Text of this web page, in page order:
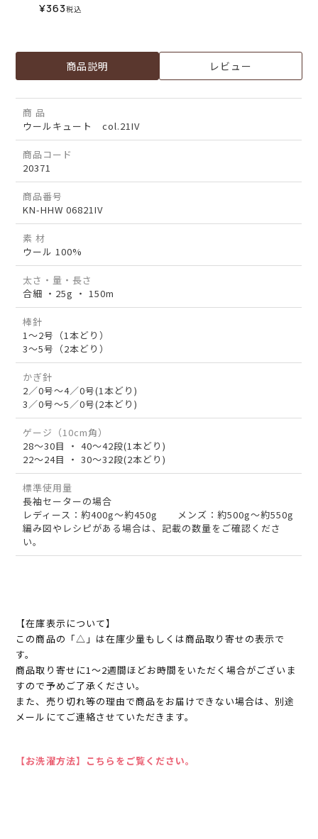
¥363税込
商品説明 レビュー
商 品
ウールキュート col.21IV
商品コード
20371
商品番号
KN-HHW 06821IV
素 材
ウール 100%
太さ・量・長さ
合細 ・25g ・ 150m
棒針
1～2号（1本どり）
3～5号（2本どり）
かぎ針
2／0号～4／0号(1本どり)
3／0号～5／0号(2本どり)
ゲージ（10cm角）
28～30目 ・ 40～42段(1本どり)
22～24目 ・ 30～32段(2本どり)
標準使用量
長袖セーターの場合
レディース：約400g～約450g メンズ：約500g～約550g
編み図やレシピがある場合は、記載の数量をご確認くださ
い。
【在庫表示について】
この商品の「△」は在庫少量もしくは商品取り寄せの表示で
す。
商品取り寄せに1～2週間ほどお時間をいただく場合がございま
すので予めご了承ください。
また、売り切れ等の理由で商品をお届けできない場合は、別途
メールにてご連絡させていただきます。
【お洗濯方法】こちらをご覧ください。